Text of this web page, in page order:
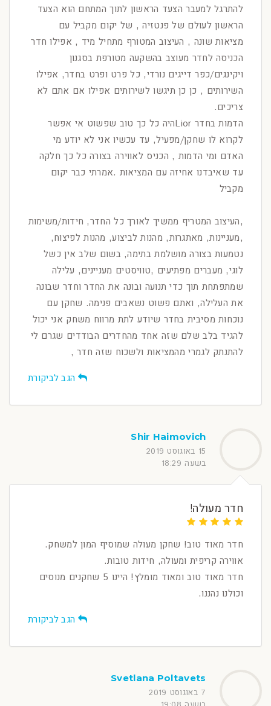
להתרגל למעבר הצעד הראשון לתוך המתחם הוא הצעד
הראשון לעולם של פנטזיה , של יקום מקביל עם
מציאות שונה , העיצוב המטורף מתחיל מיד , אפילו חדר
הכניסה לחדר מעוצב בהשקעה מטורפת בסגנון
ויקינגים/כפר דייגים נורדי, כל פרט ופרט בחדר, אפילו
השירותים , כן כן תיגשו לשירותים אפילו אם אתם לא
צריכים.
הדמות בחדר Liorהיה כל כך טוב שפשוט אי אפשר
לקרוא לו שחקן/מפעיל, עד עכשיו אני לא יודע מי
האדם ומי הדמות , הכניס לאווירה בצורה כל כך חלקה
עד שאיבדנו אחיזה עם המציאות .אמרתי כבר יקום
מקביל
,העיצוב המטריף ממשיך לאורך כל החדר, חידות/משימות
,מעניינות, מאתגרות, מהנות לביצוע, מהנות לפיצוח,
נטמעות בצורה מושלמת בתימה, בשום שלב אין כשל
לוגי, מעברים מפתיעים ,טוויסטים מעניינים, עלילה
שמתפתחת תוך כדי תנועה ובונה את החדר וחדר שבונה
את העלילה, ואתם פשוט נשאבים פנימה. שחקן עם
נוכחות מסיבית בחדר שיודע לתת מרווח משחק אני יכול
להגיד בלב שלם שזה אחד מהחדרים הבודדים שגרם לי
להתנתק לגמרי מהמציאות ולשכוח שזה חדר ,
הגב לביקורת
Shir Haimovich
15 באוגוסט 2019
בשעה 18:29
חדר מעולה!
חדר מאוד טוב! שחקן מעולה שמוסיף המון למשחק.
אווירה קריפית ומעולה, חידות טובות.
חדר מאוד טוב ומאוד מומלץ! היינו 5 שחקנים מנוסים
וכולנו נהננו.
הגב לביקורת
Svetlana Poltavets
7 באוגוסט 2019